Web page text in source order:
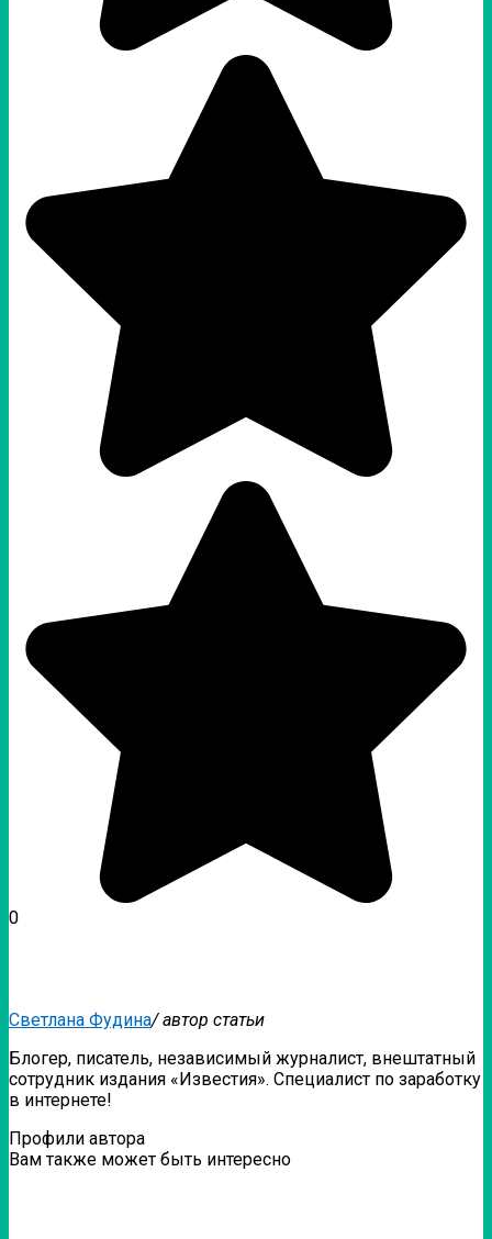
0
Светлана Фудина/ автор статьи
Блогер, писатель, независимый журналист, внештатный
сотрудник издания «Известия». Специалист по заработку
в интернете!
Профили автора
Вам также может быть интересно